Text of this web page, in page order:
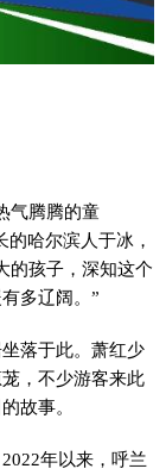
气腾腾的童
哈尔滨人于冰，
的孩子，深知这个
多辽阔。”
落于此。萧红少
，不少游客来此
故事。
年以来，呼兰